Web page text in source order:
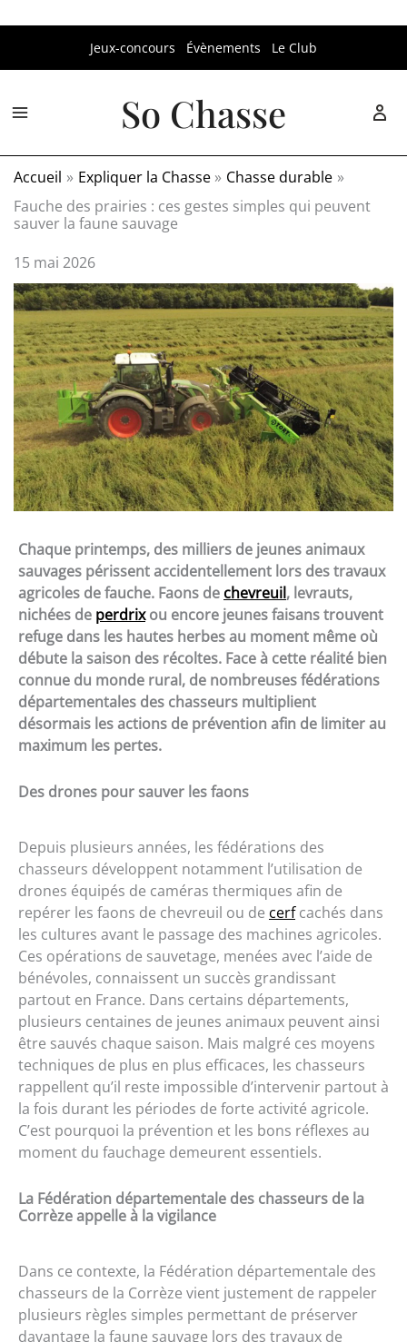
Jeux-concours Évènements Le Club
So Chasse
Accueil Expliquer la Chasse
Chasse durable
Fauche des prairies : ces gestes simples qui peuvent
sauver la faune sauvage
15 mai 2026
Chaque printemps, des milliers de jeunes animaux
sauvages périssent accidentellement lors des travaux
agricoles de fauche. Faons de chevreuil, levrauts,
nichées de perdrixou encore jeunes faisans trouvent
refuge dans les hautes herbes au moment même où
débute la saison des récoltes. Face à cette réalité bien
connue du monde rural, de nombreuses fédérations
départementales des chasseurs multiplient
désormais les actions de prévention afin de limiter au
maximum les pertes.
Des drones pour sauver les faons
Depuis plusieurs années, les fédérations des
chasseurs développent notamment l’utilisation de
drones équipés de caméras thermiques afin de
repérer les faons de chevreuil ou de cerfcachés dans
les cultures avant le passage des machines agricoles.
Ces opérations de sauvetage, menées avec l’aide de
bénévoles, connaissent un succès grandissant
partout en France. Dans certains départements,
plusieurs centaines de jeunes animaux peuvent ainsi
être sauvés chaque saison. Mais malgré ces moyens
techniques de plus en plus efficaces, les chasseurs
rappellent qu’il reste impossible d’intervenir partout à
la fois durant les périodes de forte activité agricole.
C’est pourquoi la prévention et les bons réflexes au
moment du fauchage demeurent essentiels.
La Fédération départementale des chasseurs de la
Corrèze appelle à la vigilance
Dans ce contexte, la Fédération départementale des
chasseurs de la Corrèze vient justement de rappeler
plusieurs règles simples permettant de préserver
davantage la faune sauvage lors des travaux de